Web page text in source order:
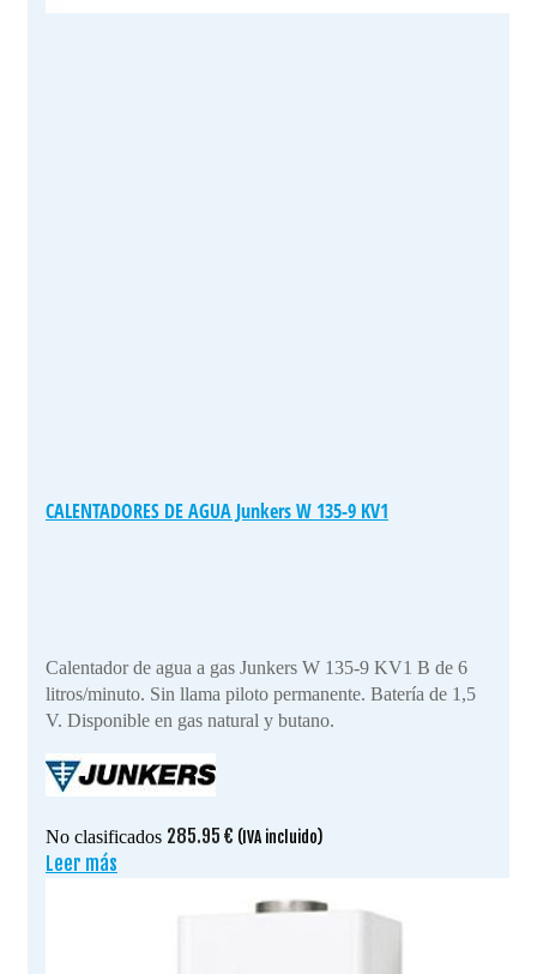
CALENTADORES DE AGUA Junkers W 135-9 KV1
Calentador de agua a gas Junkers W 135-9 KV1 B de 6
litros/minuto. Sin llama piloto permanente. Batería de 1,5
V. Disponible en gas natural y butano.
No clasificados 285.95 € (IVA incluido)
Leer más